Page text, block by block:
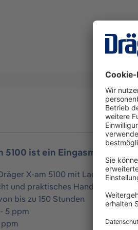
5100 ist ein
X-am 5100 mit Ladetechnik
und praktisches Handformat
bis zu 150 Stunden
5 ppm